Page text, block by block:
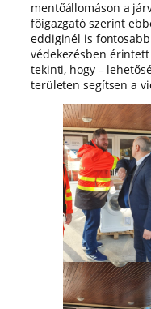
mentőállomáson a
főigazgató szerint
eddiginél is
védekezésben érintett
tekinti, hogy –
területen segítsen a